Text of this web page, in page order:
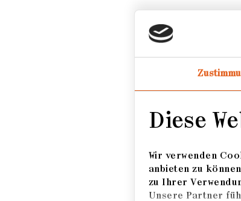
Diese
Wir verwenden
anbieten zu
zu Ihrer
Unsere Partner